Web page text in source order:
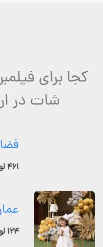
کجا برای
شات در
۴۶۱ لوکیشن فیلمبرداری فعال
۱۲۴ لوکیشن فیلمبرداری فعال